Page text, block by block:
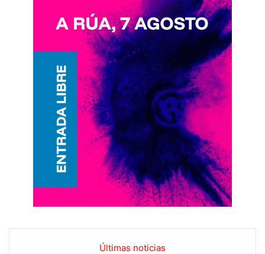
Últimas noticias